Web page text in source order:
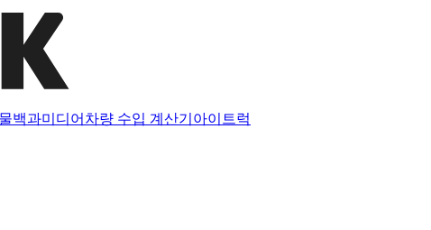
백과미디어 차량 수입 계산기 아이트럭